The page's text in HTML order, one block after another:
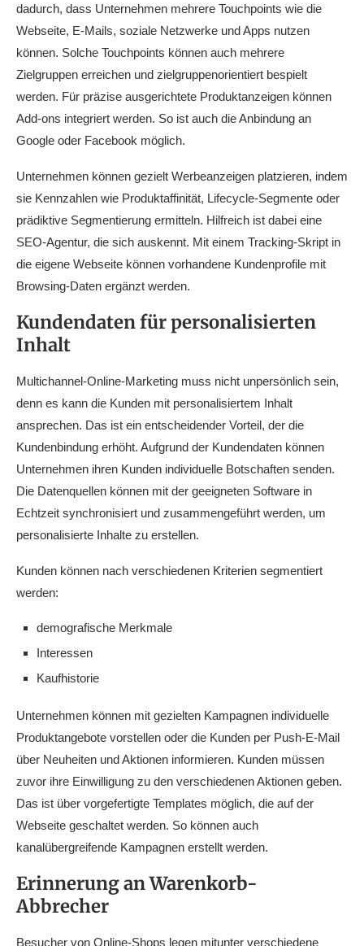
dadurch, dass Unternehmen mehrere Touchpoints wie die
Webseite, E-Mails, soziale Netzwerke und Apps nutzen
können. Solche Touchpoints können auch mehrere
Zielgruppen erreichen und zielgruppenorientiert bespielt
werden. Für präzise ausgerichtete Produktanzeigen können
Add-ons integriert werden. So ist auch die Anbindung an
Google oder Facebook möglich.
Unternehmen können gezielt Werbeanzeigen platzieren, indem
sie Kennzahlen wie Produktaffinität, Lifecycle-Segmente oder
prädiktive Segmentierung ermitteln. Hilfreich ist dabei eine
SEO-Agentur, die sich auskennt. Mit einem Tracking-Skript in
die eigene Webseite können vorhandene Kundenprofile mit
Browsing-Daten ergänzt werden.
Kundendaten für personalisierten
Inhalt
Multichannel-Online-Marketing muss nicht unpersönlich sein,
denn es kann die Kunden mit personalisiertem Inhalt
ansprechen. Das ist ein entscheidender Vorteil, der die
Kundenbindung erhöht. Aufgrund der Kundendaten können
Unternehmen ihren Kunden individuelle Botschaften senden.
Die Datenquellen können mit der geeigneten Software in
Echtzeit synchronisiert und zusammengeführt werden, um
personalisierte Inhalte zu erstellen.
Kunden können nach verschiedenen Kriterien segmentiert
werden:
demografische Merkmale
Interessen
Kaufhistorie
Unternehmen können mit gezielten Kampagnen individuelle
Produktangebote vorstellen oder die Kunden per Push-E-Mail
über Neuheiten und Aktionen informieren. Kunden müssen
zuvor ihre Einwilligung zu den verschiedenen Aktionen geben.
Das ist über vorgefertigte Templates möglich, die auf der
Webseite geschaltet werden. So können auch
kanalübergreifende Kampagnen erstellt werden.
Erinnerung an Warenkorb-
Abbrecher
Besucher von Online-Shops legen mitunter verschiedene